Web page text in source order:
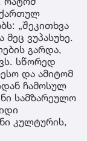
ქართულ
„შეკითხვა
ვუპასუხე.
გარდა,
სწორედ
და ამიტომ
ჩამოსულ
სამზარეულო
კულტურის,